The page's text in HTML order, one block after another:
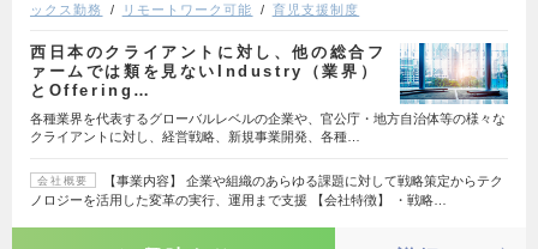
ックス勤務
リモートワーク可能 育児支援制度
西日本のクライアントに対し、他の総合フ
ァームでは類を見ないIndustry（業界）
とOffering…
各種業界を代表するグローバルレベルの企業や、官公庁・地方自治体等の様々な
クライアントに対し、経営戦略、新規事業開発、各種…
会社概要
【事業内容】 企業や組織のあらゆる課題に対して戦略策定からテク
ノロジーを活用した変革の実行、運用まで支援 【会社特徴】 ・戦略…